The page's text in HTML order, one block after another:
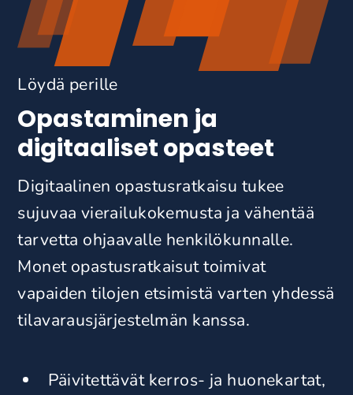
Löydä perille
Opastaminen ja
digitaaliset opasteet
Digitaalinen opastusratkaisu tukee
sujuvaa vierailukokemusta ja vähentää
tarvetta ohjaavalle henkilökunnalle.
Monet opastusratkaisut toimivat
vapaiden tilojen etsimistä varten yhdessä
tilavarausjärjestelmän kanssa.
Päivitettävät kerros- ja huonekartat,